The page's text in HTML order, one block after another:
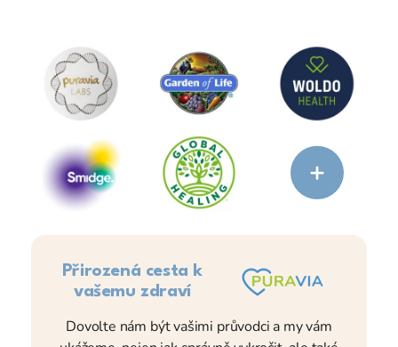
+
Přirozená cesta k
vašemu zdraví
Dovolte nám být vašimi průvodci a my vám